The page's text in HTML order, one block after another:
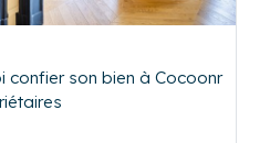
confier son bien à Cocoonr